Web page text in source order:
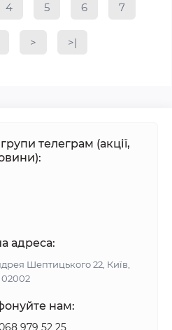
4 5 6 7
> >|
телеграм (акції,
адреса:
Шептицького 22, Київ,
02002
нам:
979 52 25